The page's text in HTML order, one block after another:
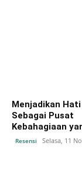
Menjadikan
Sebagai Pusat
Kebahagiaan
Resensi Selasa, 11